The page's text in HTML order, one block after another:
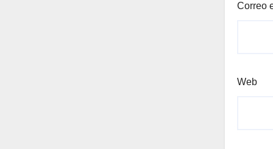
Correo
Web